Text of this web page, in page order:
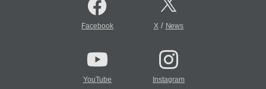
Facebook X/ News
YouTube Instagram